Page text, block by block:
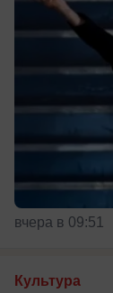
вчера в 09:51
Культура